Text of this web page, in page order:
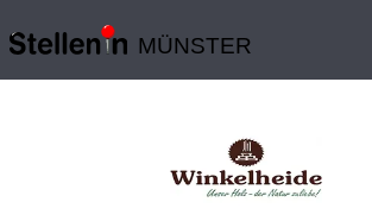
MÜNSTER